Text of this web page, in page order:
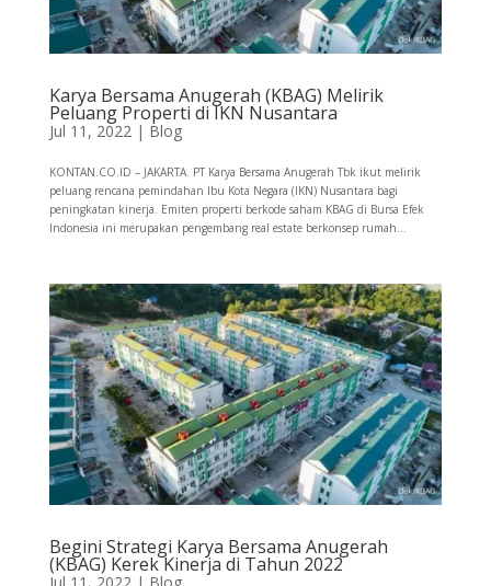
Karya Bersama Anugerah (KBAG) Melirik
Peluang Properti di IKN Nusantara
Jul 11, 2022| Blog
KONTAN.CO.ID – JAKARTA. PT Karya Bersama Anugerah Tbk ikut melirik
peluang rencana pemindahan Ibu Kota Negara (IKN) Nusantara bagi
peningkatan kinerja. Emiten properti berkode saham KBAG di Bursa Efek
Indonesia ini merupakan pengembang real estate berkonsep rumah...
Begini Strategi Karya Bersama Anugerah
(KBAG) Kerek Kinerja di Tahun 2022